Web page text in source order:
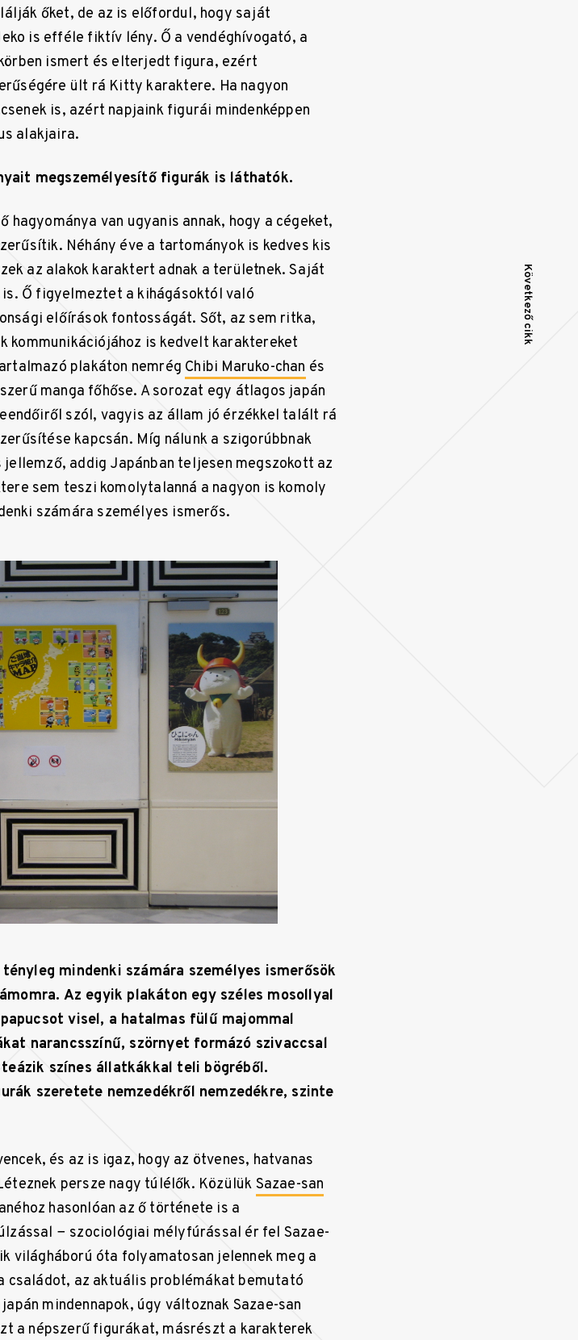
őket, de az is előfordul, hogy saját
is efféle fiktív lény. Ő a vendéghívogató, a
ismert és elterjedt figura, ezért
ült rá Kitty karaktere. Ha nagyon
is, azért napjaink figurái mindenképpen
alakjaira.
megszemélyesítő figurák is láthatók.
hagyománya van ugyanis annak, hogy a cégeket,
Néhány éve a tartományok is kedves kis
az alakok karaktert adnak a területnek. Saját
Ő figyelmeztet a kihágásoktól való
előírások fontosságát. Sőt, az sem ritka,
kommunikációjához is kedvelt karaktereket
plakáton nemrég Chibi Maruko-chan és
manga főhőse. A sorozat egy átlagos japán
szól, vagyis az állam jó érzékkel talált rá
kapcsán. Míg nálunk a szigorúbbnak
addig Japánban teljesen megszokott az
sem teszi komolytalanná a nagyon is komoly
számára személyes ismerős.
mindenki számára személyes ismerősök
Az egyik plakáton egy széles mosollyal
visel, a hatalmas fülű majommal
narancsszínű, szörnyet formázó szivaccsal
színes állatkákkal teli bögréből.
szeretete nemzedékről nemzedékre, szinte
és az is igaz, hogy az ötvenes, hatvanas
persze nagy túlélők. Közülük Sazae-san
hasonlóan az ő története is a
− szociológiai mélyfúrással ér fel Sazae-
világháború óta folyamatosan jelennek meg a
családot, az aktuális problémákat bemutató
mindennapok, úgy változnak Sazae-san
a népszerű figurákat, másrészt a karakterek
Következő cikk